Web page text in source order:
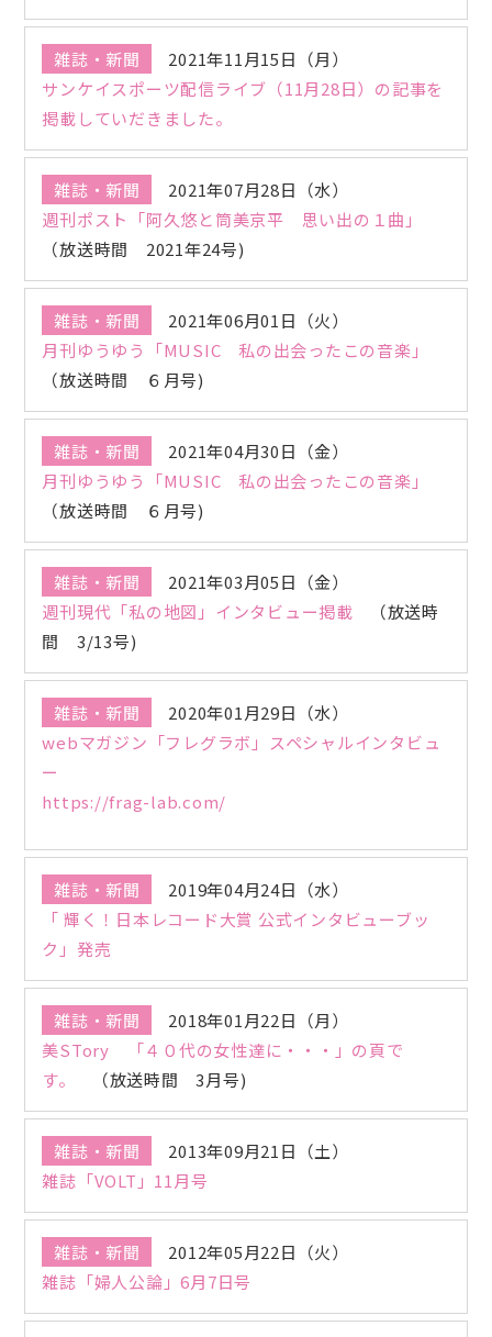
雑誌・新聞
2021年11月15日（月）
サンケイスポーツ配信ライブ（11月28日）の記事を
掲載していだきました。
雑誌・新聞
2021年07月28日（水）
週刊ポスト「阿久悠と筒美京平 思い出の１曲」
（放送時間 2021年24号)
雑誌・新聞
2021年06月01日（火）
月刊ゆうゆう「MUSIC 私の出会ったこの音楽」
（放送時間 ６月号)
雑誌・新聞
2021年04月30日（金）
月刊ゆうゆう「MUSIC 私の出会ったこの音楽」
（放送時間 ６月号)
雑誌・新聞
2021年03月05日（金）
週刊現代「私の地図」インタビュー掲載
（放送時
間 3/13号)
雑誌・新聞
2020年01月29日（水）
webマガジン「フレグラボ」スペシャルインタビュ
ー
https://frag-lab.com/
雑誌・新聞
2019年04月24日（水）
「 輝く！日本レコード大賞 公式インタビューブッ
ク」発売
雑誌・新聞
2018年01月22日（月）
美STory 「４０代の女性達に・・・」の頁で
す。
（放送時間 3月号)
雑誌・新聞
2013年09月21日（土）
雑誌「VOLT」11月号
雑誌・新聞
2012年05月22日（火）
雑誌「婦人公論」6月7日号